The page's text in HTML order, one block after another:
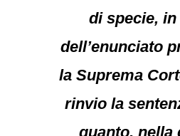
di specie,
dell’enunciato
la Suprema
rinvio la
quanto, nella